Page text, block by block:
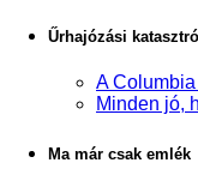
Űrhajózási
A
Minden jó,
Ma már csak emlék